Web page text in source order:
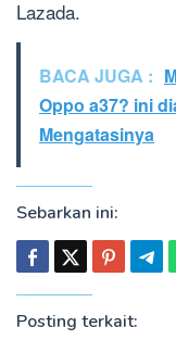
Lazada.
BACA JUGA :
Oppo a37? ini
Mengatasinya
Sebarkan ini:
Posting terkait: